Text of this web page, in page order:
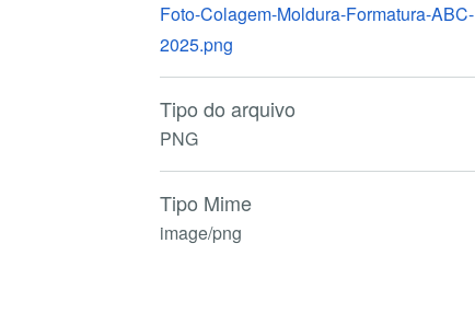
Foto-Colagem-Moldura-Formatura-ABC-
2025.png
Tipo do arquivo
PNG
Tipo Mime
image/png